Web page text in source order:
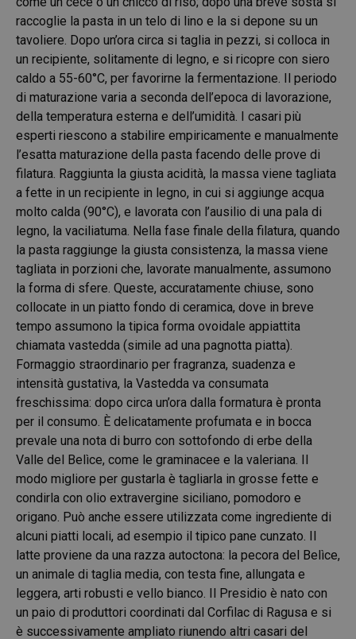
raccoglie la pasta in un telo di lino e la si depone su un
tavoliere. Dopo un’ora circa si taglia in pezzi, si colloca in
un recipiente, solitamente di legno, e si ricopre con siero
caldo a 55-60°C, per favorirne la fermentazione. Il periodo
di maturazione varia a seconda dell’epoca di lavorazione,
della temperatura esterna e dell’umidità. I casari più
esperti riescono a stabilire empiricamente e manualmente
l’esatta maturazione della pasta facendo delle prove di
filatura. Raggiunta la giusta acidità, la massa viene tagliata
a fette in un recipiente in legno, in cui si aggiunge acqua
molto calda (90°C), e lavorata con l’ausilio di una pala di
legno, la vaciliatuma. Nella fase finale della filatura, quando
la pasta raggiunge la giusta consistenza, la massa viene
tagliata in porzioni che, lavorate manualmente, assumono
la forma di sfere. Queste, accuratamente chiuse, sono
collocate in un piatto fondo di ceramica, dove in breve
tempo assumono la tipica forma ovoidale appiattita
chiamata vastedda (simile ad una pagnotta piatta).
Formaggio straordinario per fragranza, suadenza e
intensità gustativa, la Vastedda va consumata
freschissima: dopo circa un’ora dalla formatura è pronta
per il consumo. È delicatamente profumata e in bocca
prevale una nota di burro con sottofondo di erbe della
Valle del Belìce, come le graminacee e la valeriana. Il
modo migliore per gustarla è tagliarla in grosse fette e
condirla con olio extravergine siciliano, pomodoro e
origano. Può anche essere utilizzata come ingrediente di
alcuni piatti locali, ad esempio il tipico pane cunzato. Il
latte proviene da una razza autoctona: la pecora del Belìce,
un animale di taglia media, con testa fine, allungata e
leggera, arti robusti e vello bianco. Il Presidio è nato con
un paio di produttori coordinati dal Corfilac di Ragusa e si
è successivamente ampliato riunendo altri casari del